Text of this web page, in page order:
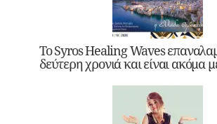
Το Syros Healing Waves
δεύτερη χρονιά και είναι ακόμα